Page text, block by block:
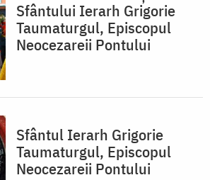
Sfântului Ierarh Grigorie
Taumaturgul, Episcopul
Neocezareii Pontului
Sfântul Ierarh Grigorie
Taumaturgul, Episcopul
Neocezareii Pontului